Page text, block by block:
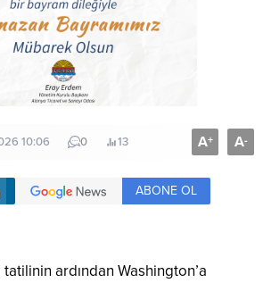
10:06 0 13 A+ A-
ABONE OL
ardından Washington’a